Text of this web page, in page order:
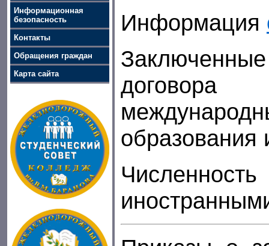
Информационная
безопасность
Контакты
Обращения граждан
Карта сайта
Информация
образования